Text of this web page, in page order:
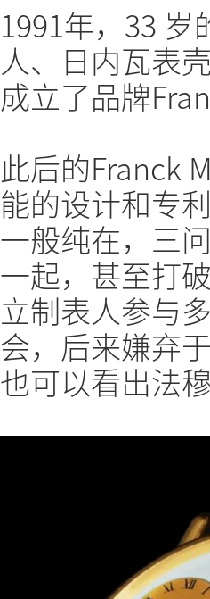
1991年，33
人、日内瓦表
成立了品牌
此后的Franck
能的设计和专
一般纯在，三
一起，甚至打
立制表人参与
会，后来嫌弃
也可以看出法